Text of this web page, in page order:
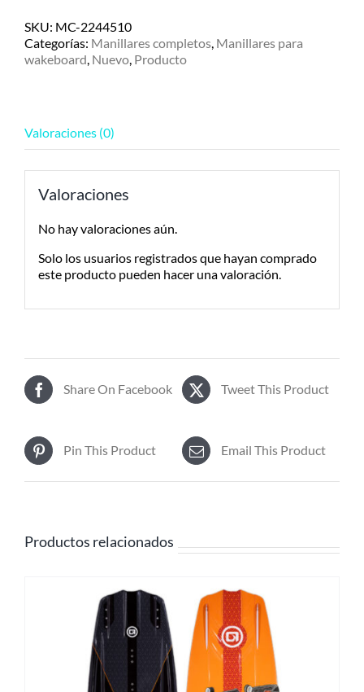
Team
15"
c/Silicone
cantidad
SKU: MC-2244510
Categorías: Manillares completos Manillares para
wakeboard Nuevo Producto
Valoraciones (0)
Valoraciones
No hay valoraciones aún.
Solo los usuarios registrados que hayan comprado
este producto pueden hacer una valoración.
Share On Facebook Tweet This Product
Pin This Product Email This Product
Productos relacionados